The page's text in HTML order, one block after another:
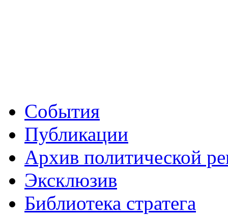
События
Публикации
Архив политической
Эксклюзив
Библиотека стратега